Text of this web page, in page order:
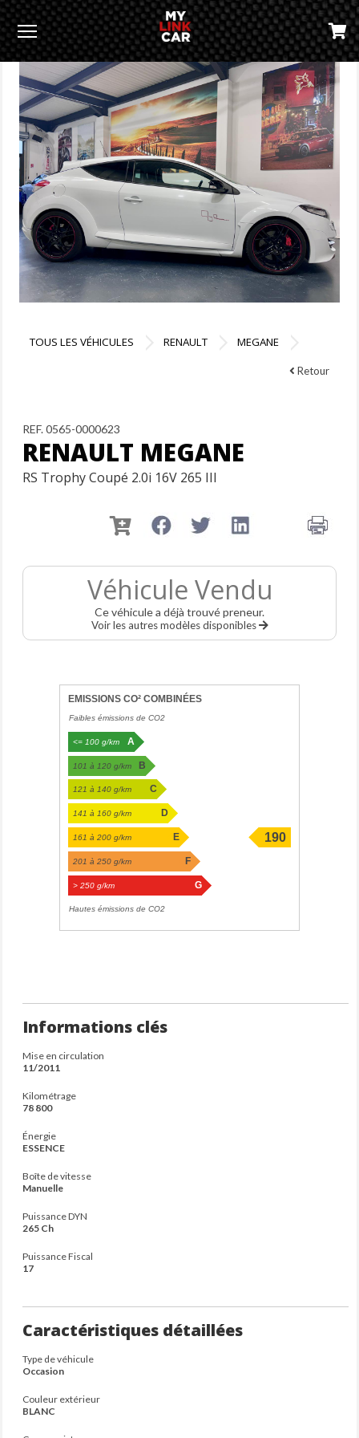
Menu
TOUS LES VÉHICULES RENAULT MEGANE
Retour
REF. 0565-0000623
RENAULT MEGANE
RS Trophy Coupé 2.0i 16V 265 III
Véhicule Vendu
Ce véhicule a déjà trouvé preneur.
Voir les autres modèles disponibles
EMISSIONS CO² COMBINÉES
Faibles émissions de CO2
<= 100 g/km A
101 à 120 g/km B
121 à 140 g/km C
141 à 160 g/km D
161 à 200 g/km E
190
201 à 250 g/km F
> 250 g/km G
Hautes émissions de CO2
Informations clés
Mise en circulation
11/2011
Kilométrage
78 800
Énergie
ESSENCE
Boîte de vitesse
Manuelle
Puissance DYN
265 Ch
Puissance Fiscal
17
Caractéristiques détaillées
Type de véhicule
Occasion
Couleur extérieur
BLANC